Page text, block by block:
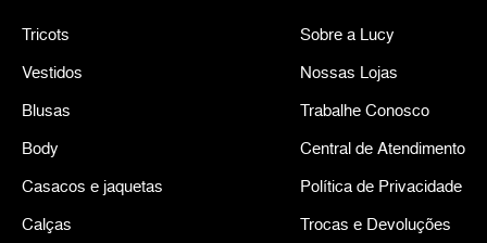
Tricots
Vestidos
Blusas
Body
Casacos e jaquetas
Calças
Sobre a Lucy
Nossas Lojas
Trabalhe Conosco
Central de Atendimento
Política de Privacidade
Trocas e Devoluções